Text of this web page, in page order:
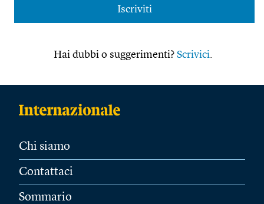
Iscriviti
Hai dubbi o suggerimenti? Scrivici.
Chi siamo
Contattaci
Sommario